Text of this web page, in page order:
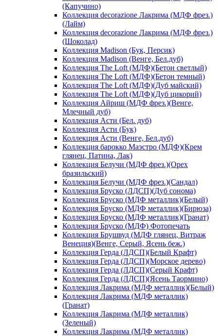
(Капучино)
Коллекция decorazione Лакрима (МДФ фрез.)
(Лайм)
Коллекция decorazione Лакрима (МДФ фрез.)
(Шоколад)
Коллекция Madison (Бук, Персик)
Коллекция Madison (Венге, Бел.дуб)
Коллекция The Loft (МДФ)(Бетон светлый)
Коллекция The Loft (МДФ)(Бетон темный)
Коллекция The Loft (МДФ)(Дуб майский)
Коллекция The Loft (МДФ)(Дуб цикорий)
Коллекция Айриш (МДФ фрез.)(Венге,
Млечный дуб)
Коллекция Асти (Бел. дуб)
Коллекция Асти (Бук)
Коллекция Асти (Венге, Бел.дуб)
Коллекция барокко Маэстро (МДФ)(Крем
глянец, Патина, Лак)
Коллекция Белучи (МДФ фрез.)(Орех
бразильский)
Коллекция Белучи (МДФ фрез.)(Сандал)
Коллекция Бруско (ЛДСП)(Дуб сонома)
Коллекция Бруско (МДФ металлик)(Белый)
Коллекция Бруско (МДФ металлик)(Бирюза)
Коллекция Бруско (МДФ металлик)(Гранат)
Коллекция Бруско (МДФ) Фотопечать
Коллекция Брушвуд (МДФ глянец, Витраж
Венеция)(Венге, Серый, Ясень беж.)
Коллекция Герда (ЛДСП)(Белый Крафт)
Коллекция Герда (ЛДСП)(Морское дерево)
Коллекция Герда (ЛДСП)(Серый Крафт)
Коллекция Герда (ЛДСП)(Ясень Таормино)
Коллекция Лакрима (МДФ металлик)(Белый)
Коллекция Лакрима (МДФ металлик)
(Гранат)
Коллекция Лакрима (МДФ металлик)
(Зеленый)
Коллекция Лакрима (МДФ металлик)